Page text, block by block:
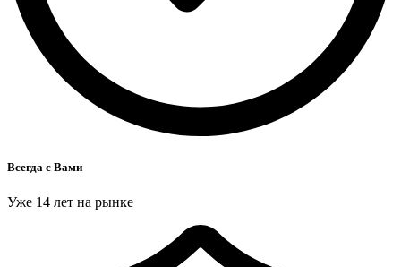
Всегда с Вами
Уже 14 лет на рынке